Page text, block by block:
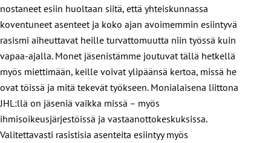
nostaneet esiin huoltaan siitä, että yhteiskunnassa
koventuneet asenteet ja koko ajan avoimemmin esiintyvä
rasismi aiheuttavat heille turvattomuutta niin työssä kuin
vapaa-ajalla. Monet jäsenistämme joutuvat tällä hetkellä
myös miettimään, keille voivat ylipäänsä kertoa, missä he
ovat töissä ja mitä tekevät työkseen. Monialaisena liittona
JHL:llä on jäseniä vaikka missä – myös
ihmisoikeusjärjestöissä ja vastaanottokeskuksissa.
Valitettavasti rasistisia asenteita esiintyy myös